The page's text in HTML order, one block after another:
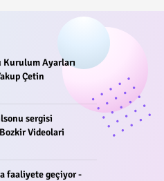
Kurulum Ayarları
Çetin
sergisi
Videolari
faaliyete geçiyor -